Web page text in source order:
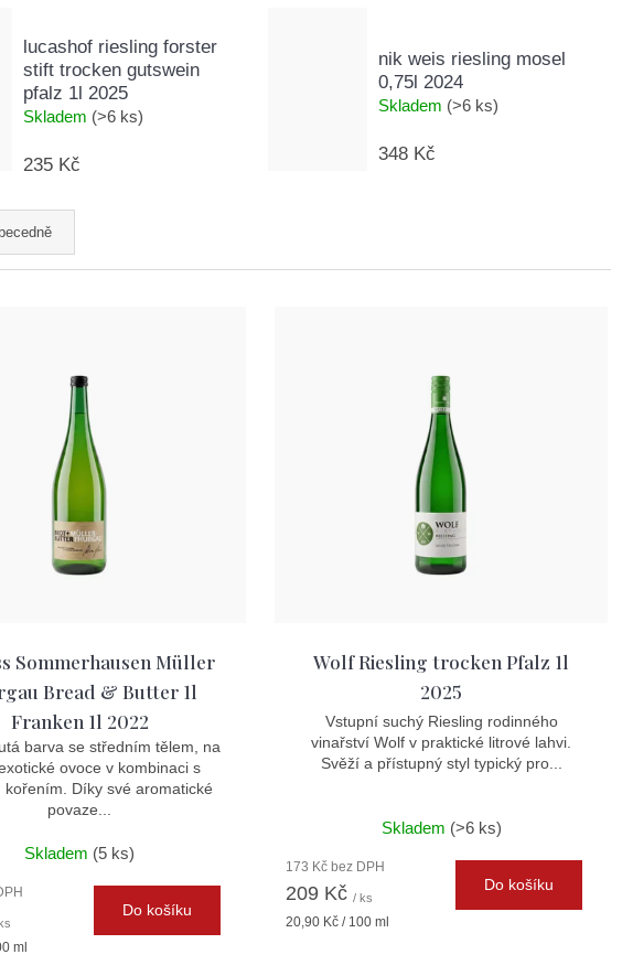
lucashof riesling forster
stift trocken gutswein
pfalz 1l 2025
Skladem (>6 ks)
235 Kč
nik weis riesling mosel
0,75l 2024
Skladem (>6 ks)
348 Kč
Sommerhausen Müller
Bread & Butter 1l
Franken 1l 2022
barva se středním tělem, na
ovoce v kombinaci s
kořením. Díky své aromatické
povaze...
Skladem (5 ks)
ml
Do košíku
Wolf Riesling trocken Pfalz 1l
2025
Vstupní suchý Riesling rodinného
vinařství Wolf v praktické litrové lahvi.
Svěží a přístupný styl typický pro...
Skladem (>6 ks)
173 Kč bez DPH
209 Kč/ ks
Měrná
20,90 Kč / 100 ml
Do košíku